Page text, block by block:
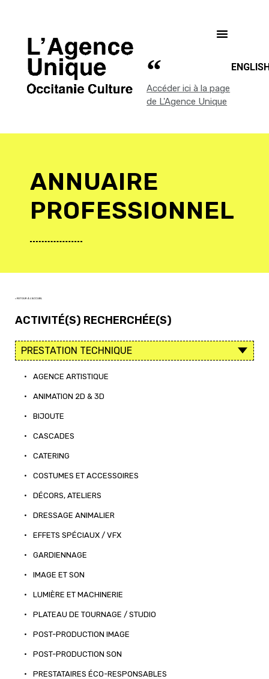
Accéder ici à la page
de L'Agence Unique
ANNUAIRE
PROFESSIONNEL
< RETOUR À L'ACCUEIL
ACTIVITÉ(S) RECHERCHÉE(S)
• AGENCE ARTISTIQUE
• ANIMATION 2D & 3D
• BIJOUTE
• CASCADES
• CATERING
• COSTUMES ET ACCESSOIRES
• DÉCORS, ATELIERS
• DRESSAGE ANIMALIER
• EFFETS SPÉCIAUX / VFX
• GARDIENNAGE
• IMAGE ET SON
• LUMIÈRE ET MACHINERIE
• PLATEAU DE TOURNAGE / STUDIO
• POST-PRODUCTION IMAGE
• POST-PRODUCTION SON
• PRESTATAIRES ÉCO-RESPONSABLES